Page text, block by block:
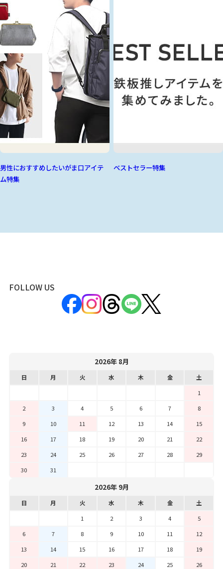
男性におすすめしたいがま口アイテ
ム特集
ベストセラー特集
FOLLOW US
2026年 8月
日 月 火 水 木 金
土
1
2
3 4 5 6 7
8
9
10 11 12 13 14
15
16
17 18 19 20 21
22
23
24 25 26 27 28
29
30
31
2026年 9月
日 月 火 水 木 金
土
1
2 3 4
5
6
7 8 9 10 11
12
13
14 15 16 17 18
19
20
21 22 23 24 25
26